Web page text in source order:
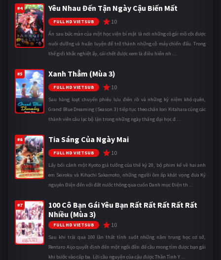
#4 Yêu Nhau Đến Tận Ngày Cậu Biến Mất
FULL HD VIETSUB 10
Ẩn sau bức màn của một học viện bí mật là nơi những cô gái mồ côi được
nuôi dưỡng và huấn luyện để trở thành những cỗ máy chiến đấu. Trong
thế giới khắc nghiệt ấy, cái chết được xem là điều hiển nh ...
#5 Xanh Thẳm (Mùa 3)
FULL HD VIETSUB 10
Sau hàng loạt chuyến phiêu lưu điên rồ và những kỷ niệm khó quên,
Grand Blue Dreaming (Season 3) tiếp tục theo chân Iori Kitahara cùng các
thành viên câu lạc bộ lặn trong những ngày tháng đại học đ ...
#6 Tia Sáng Của Ngày Mai
FULL HD VIETSUB 10
Lấy bối cảnh một Kyoto giả tưởng của thế kỷ 20, bộ phim kể về hai anh
em Seiroku và Kihachi Sakamoto, những người ôm ấp khát vọng đưa Kỷ
nguyên Điện đến với đất nước thông qua cuốn Danh mục Điện th ...
#7
100 Cô Bạn Gái Yêu Bạn Rất Rất Rất Rất Rất
Nhiều (Mùa 3)
FULL HD VIETSUB 10
Sau khi trải qua 100 lần thất tình suốt những năm trung học cơ sở,
Rentaro Aijo quyết định đến một ngôi đền để cầu mong tìm được bạn gái
khi bước vào cấp ba. Lời cầu nguyện của cậu được Thần Tình Y ...